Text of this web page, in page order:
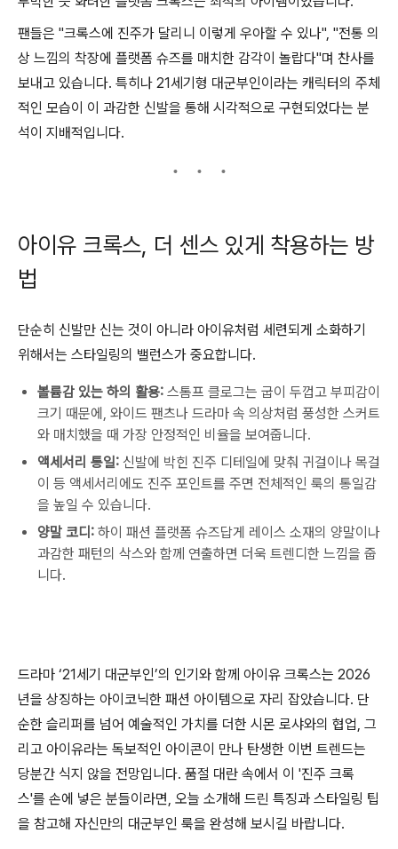
팬들은 "크록스에 진주가 달리니 이렇게 우아할 수 있나", "전통 의
상 느낌의 착장에 플랫폼 슈즈를 매치한 감각이 놀랍다"며 찬사를
보내고 있습니다. 특히나 21세기형 대군부인이라는 캐릭터의 주체
적인 모습이 이 과감한 신발을 통해 시각적으로 구현되었다는 분
석이 지배적입니다.
아이유 크록스, 더 센스 있게 착용하는 방
법
단순히 신발만 신는 것이 아니라 아이유처럼 세련되게 소화하기
위해서는 스타일링의 밸런스가 중요합니다.
볼륨감 있는 하의 활용: 스톰프 클로그는 굽이 두껍고 부피감이
크기 때문에, 와이드 팬츠나 드라마 속 의상처럼 풍성한 스커트
와 매치했을 때 가장 안정적인 비율을 보여줍니다.
액세서리 통일: 신발에 박힌 진주 디테일에 맞춰 귀걸이나 목걸
이 등 액세서리에도 진주 포인트를 주면 전체적인 룩의 통일감
을 높일 수 있습니다.
양말 코디: 하이 패션 플랫폼 슈즈답게 레이스 소재의 양말이나
과감한 패턴의 삭스와 함께 연출하면 더욱 트렌디한 느낌을 줍
니다.
드라마 ‘21세기 대군부인’의 인기와 함께 아이유 크록스는 2026
년을 상징하는 아이코닉한 패션 아이템으로 자리 잡았습니다. 단
순한 슬리퍼를 넘어 예술적인 가치를 더한 시몬 로샤와의 협업, 그
리고 아이유라는 독보적인 아이콘이 만나 탄생한 이번 트렌드는
당분간 식지 않을 전망입니다. 품절 대란 속에서 이 '진주 크록
스'를 손에 넣은 분들이라면, 오늘 소개해 드린 특징과 스타일링 팁
을 참고해 자신만의 대군부인 룩을 완성해 보시길 바랍니다.